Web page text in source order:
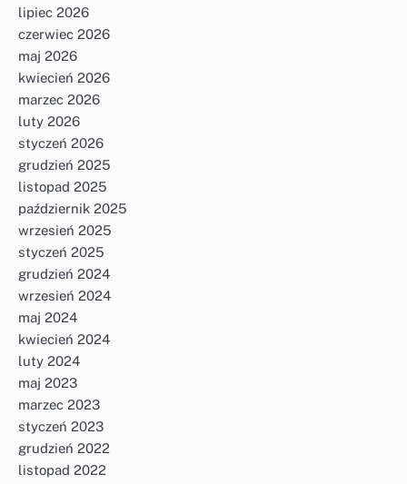
lipiec 2026
czerwiec 2026
maj 2026
kwiecień 2026
marzec 2026
luty 2026
styczeń 2026
grudzień 2025
listopad 2025
październik 2025
wrzesień 2025
styczeń 2025
grudzień 2024
wrzesień 2024
maj 2024
kwiecień 2024
luty 2024
maj 2023
marzec 2023
styczeń 2023
grudzień 2022
listopad 2022